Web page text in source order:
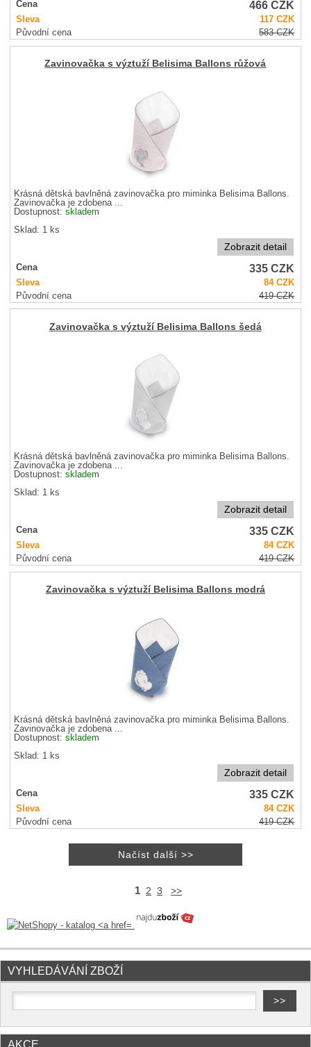
Cena 466CZK
Sleva 117CZK
Původní cena
583CZK
Zavinovačka s výztuží Belisima Ballons růžová
Krásná dětská bavlněná zavinovačka pro miminka Belisima Ballons.
Zavinovačka je zdobena ...
Dostupnost:skladem
Sklad: 1 ks
Zobrazit detail
Cena 335CZK
Sleva 84CZK
Původní cena
419CZK
Zavinovačka s výztuží Belisima Ballons šedá
Krásná dětská bavlněná zavinovačka pro miminka Belisima Ballons.
Zavinovačka je zdobena ...
Dostupnost:skladem
Sklad: 1 ks
Zobrazit detail
Cena 335CZK
Sleva 84CZK
Původní cena
419CZK
Zavinovačka s výztuží Belisima Ballons modrá
Krásná dětská bavlněná zavinovačka pro miminka Belisima Ballons.
Zavinovačka je zdobena ...
Dostupnost:skladem
Sklad: 1 ks
Zobrazit detail
Cena 335CZK
Sleva 84CZK
Původní cena
419CZK
1 2 3 >>
VYHLEDÁVÁNÍ ZBOŽÍ
AKCE